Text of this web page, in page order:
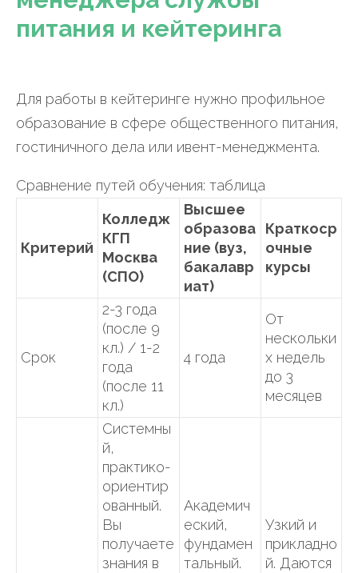
питания и кейтеринга
Для работы в кейтеринге нужно профильное
образование в сфере общественного питания,
гостиничного дела или ивент-менеджмента.
Сравнение путей обучения: таблица
Критерий
Колледж
КГП
Москва
(СПО)
Высшее
образова
ние (вуз,
бакалавр
иат)
Краткоср
очные
курсы
Срок
2-3 года
(после 9
кл.) / 1-2
года
(после 11
кл.)
4 года
От
нескольки
х недель
до 3
месяцев
Системны
й,
практико-
ориентир
ованный.
Вы
получаете
знания в
Академич
еский,
фундамен
тальный.
Узкий и
прикладно
й. Даются